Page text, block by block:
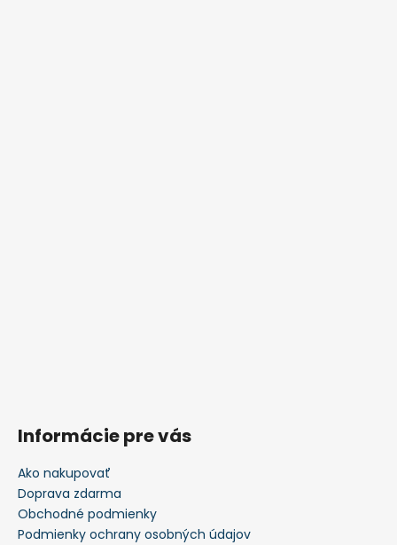
Informácie pre vás
Ako nakupovať
Doprava zdarma
Obchodné podmienky
Podmienky ochrany osobných údajov